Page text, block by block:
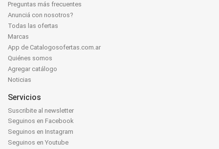
Preguntas más frecuentes
Anunciá con nosotros?
Todas las ofertas
Marcas
App de Catalogosofertas.com.ar
Quiénes somos
Agregar catálogo
Noticias
Servicios
Suscribite al newsletter
Seguinos en Facebook
Seguinos en Instagram
Seguinos en Youtube